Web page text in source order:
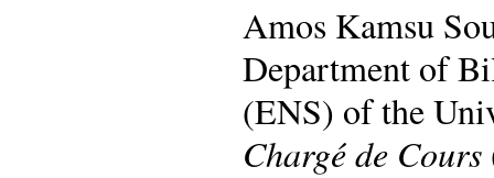
Amos Kamsu
Department of
(ENS) of the
Chargé de Cours